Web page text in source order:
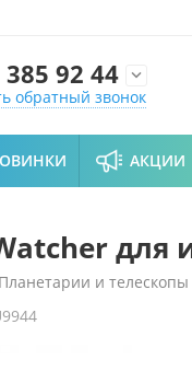
385 92 44 
обратный звонок
АКЦИИ
для
Планетарии и телескопы